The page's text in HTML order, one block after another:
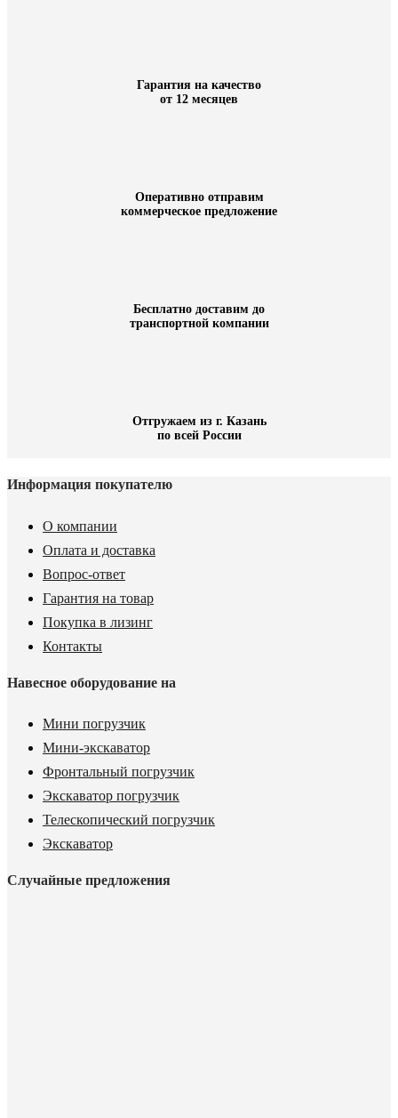
Гарантия на качество
от 12 месяцев
Оперативно отправим
коммерческое предложение
Бесплатно доставим до
транспортной компании
Отгружаем из г. Казань
по всей России
Информация покупателю
О компании
Оплата и доставка
Вопрос-ответ
Гарантия на товар
Покупка в лизинг
Контакты
Навесное оборудование на
Мини погрузчик
Мини-экскаватор
Фронтальный погрузчик
Экскаватор погрузчик
Телескопический погрузчик
Экскаватор
Случайные предложения